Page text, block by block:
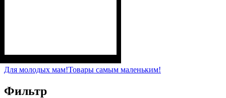
Для молодых мам!Товары самым маленьким!
Фильтр